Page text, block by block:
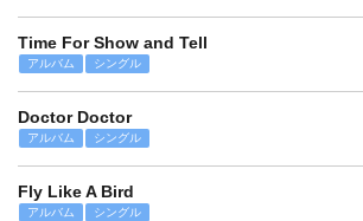
Time For Show and Tell
アルバム シングル
Doctor Doctor
アルバム シングル
Fly Like A Bird
アルバム シングル